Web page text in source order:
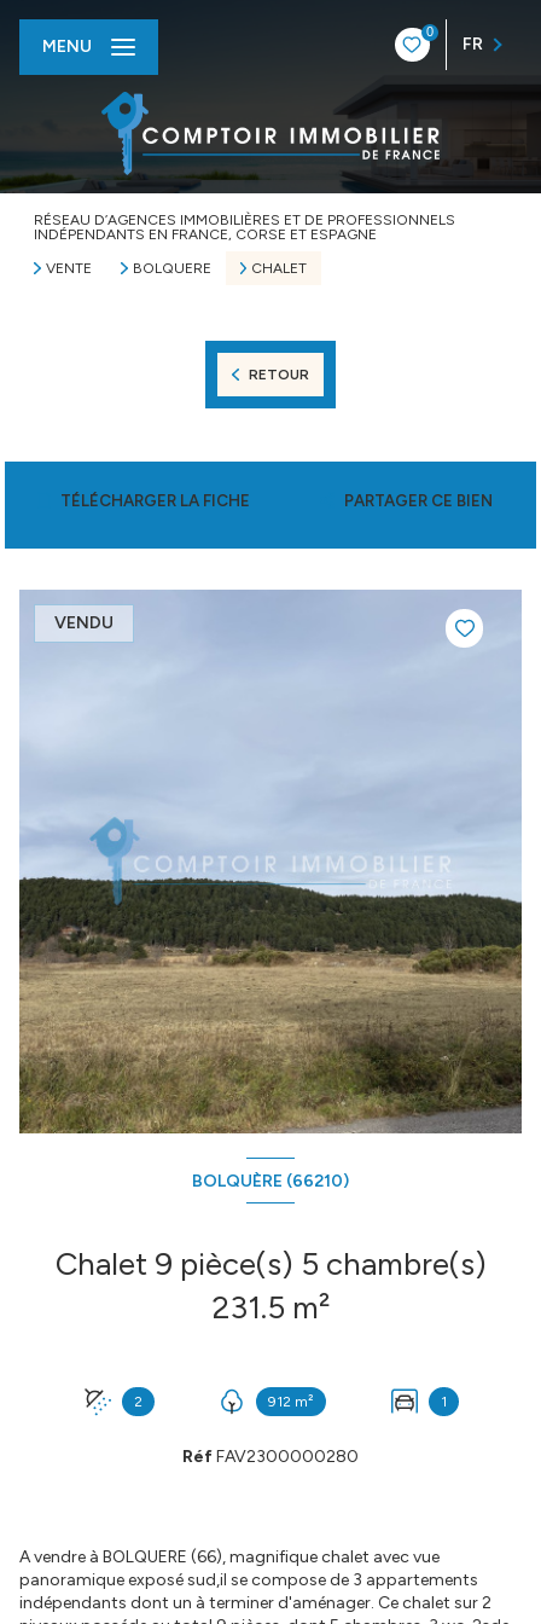
0
FR
MENU
RÉSEAU D’AGENCES IMMOBILIÈRES ET DE PROFESSIONNELS
INDÉPENDANTS EN FRANCE, CORSE ET ESPAGNE
VENTE
BOLQUERE CHALET
RETOUR
TÉLÉCHARGER LA FICHE PARTAGER CE BIEN
VENDU
BOLQUÈRE (66210)
Chalet 9 pièce(s) 5 chambre(s)
231.5 m²
2 912 m² 1
RéfFAV2300000280
A vendre à BOLQUERE (66), magnifique chalet avec vue
panoramique exposé sud,il se compose de 3 appartements
indépendants dont un à terminer d'aménager. Ce chalet sur 2